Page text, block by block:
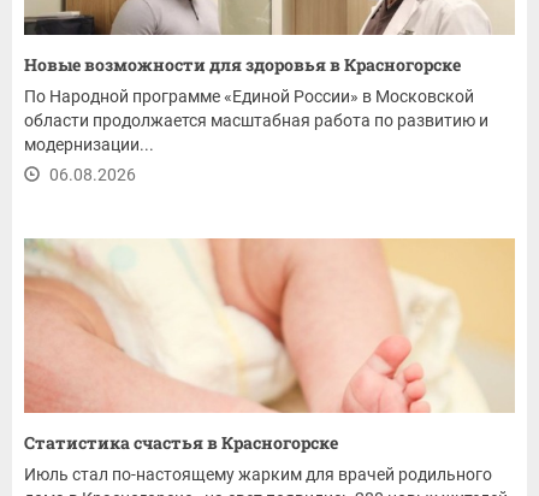
Новые возможности для здоровья в Красногорске
По Народной программе «Единой России» в Московской
области продолжается масштабная работа по развитию и
модернизации...
06.08.2026
Статистика счастья в Красногорске
Июль стал по-настоящему жарким для врачей родильного